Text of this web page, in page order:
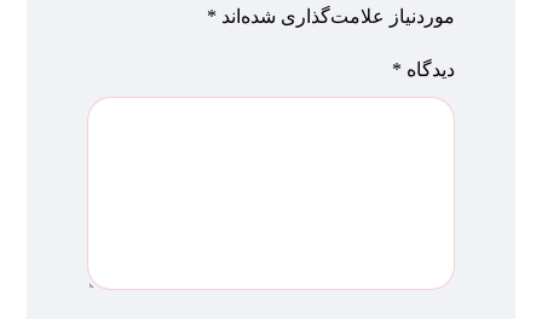
موردنیاز علامت‌گذاری شده‌اند *
دیدگاه *